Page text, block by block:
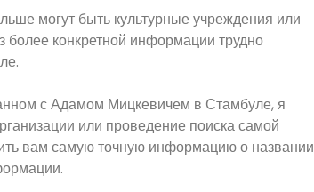
могут быть культурные учреждения или
более конкретной информации трудно
с Адамом Мицкевичем в Стамбуле, я
или проведение поиска самой
вам самую точную информацию о названии